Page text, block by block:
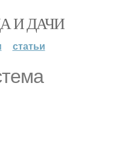
И ДАЧИ
статьи